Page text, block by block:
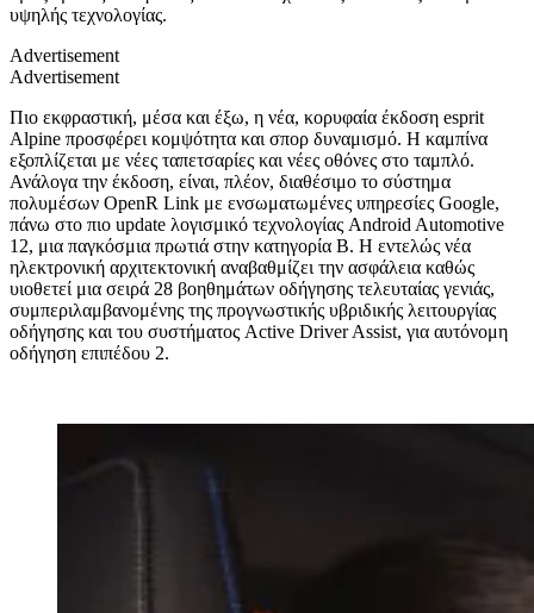
υψηλής τεχνολογίας.
Advertisement
Advertisement
Πιο εκφραστική, μέσα και έξω, η νέα, κορυφαία έκδοση esprit
Alpine προσφέρει κομψότητα και σπορ δυναμισμό. Η καμπίνα
εξοπλίζεται με νέες ταπετσαρίες και νέες οθόνες στο ταμπλό.
Ανάλογα την έκδοση, είναι, πλέον, διαθέσιμο το σύστημα
πολυμέσων OpenR Link με ενσωματωμένες υπηρεσίες Google,
πάνω στο πιο update λογισμικό τεχνολογίας Android Automotive
12, μια παγκόσμια πρωτιά στην κατηγορία Β. Η εντελώς νέα
ηλεκτρονική αρχιτεκτονική αναβαθμίζει την ασφάλεια καθώς
υιοθετεί μια σειρά 28 βοηθημάτων οδήγησης τελευταίας γενιάς,
συμπεριλαμβανομένης της προγνωστικής υβριδικής λειτουργίας
οδήγησης και του συστήματος Active Driver Assist, για αυτόνομη
οδήγηση επιπέδου 2.